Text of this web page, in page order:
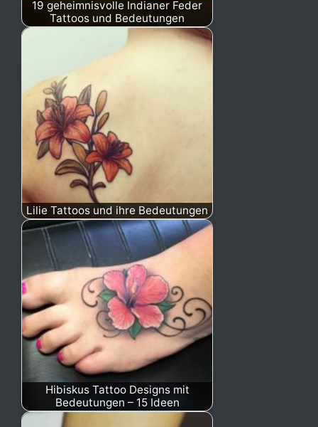
19 geheimnisvolle Indianer Feder
Tattoos und Bedeutungen
Lilie Tattoos und ihre Bedeutungen
Hibiskus Tattoo Designs mit
Bedeutungen – 15 Ideen